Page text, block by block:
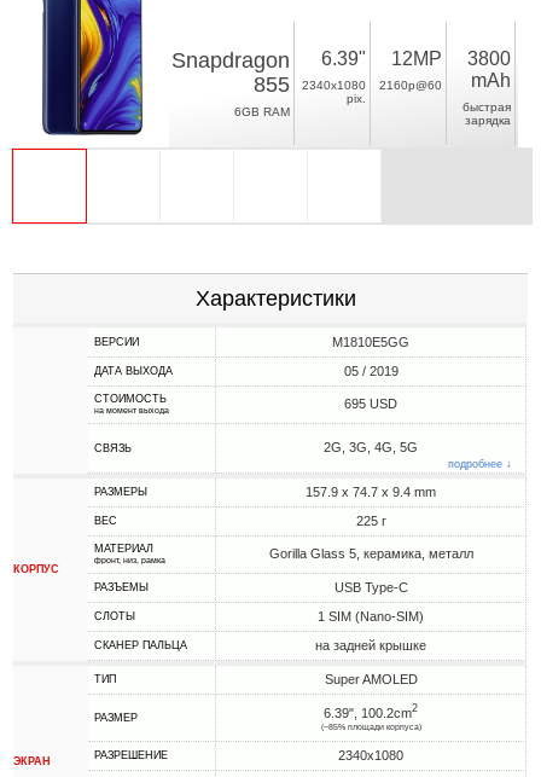
Snapdragon
855
6GB RAM
6.39"
2340x1080
pix.
12MP
2160p@60
3800
mAh
быстрая
зарядка
Характеристики
ВЕРСИИ M1810E5GG
ДАТА ВЫХОДА 05 / 2019
СТОИМОСТЬ
на момент выхода 695 USD
СВЯЗЬ 2G, 3G, 4G, 5G
подробнее ↓
КОРПУС
РАЗМЕРЫ 157.9 x 74.7 x 9.4 mm
ВЕС 225 г
МАТЕРИАЛ
фронт, низ, рамка Gorilla Glass 5, керамика, металл
РАЗЪЕМЫ USB Type-C
СЛОТЫ 1 SIM (Nano-SIM)
СКАНЕР ПАЛЬЦА на задней крышке
ЭКРАН
ТИП Super AMOLED
РАЗМЕР 6.39", 100.2cm2
(~85% площади корпуса)
РАЗРЕШЕНИЕ 2340x1080